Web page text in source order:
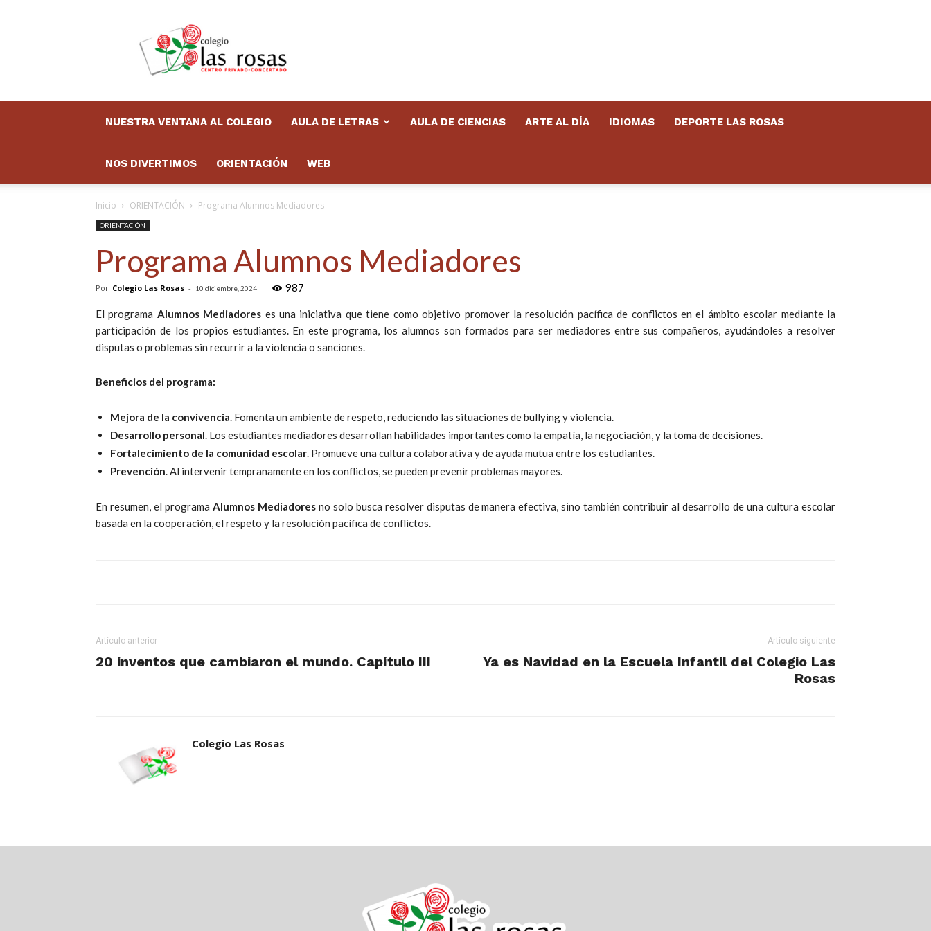
Las
Rosas
Boletín
NUESTRA VENTANA AL COLEGIO AULA DE LETRAS AULA DE CIENCIAS ARTE AL DÍA IDIOMAS DEPORTE LAS ROSAS
NOS DIVERTIMOS ORIENTACIÓN WEB
Inicio ORIENTACIÓN Programa Alumnos Mediadores
ORIENTACIÓN
Programa Alumnos Mediadores
Por Colegio Las Rosas - 10 diciembre, 2024 987
El programa Alumnos Mediadores es una iniciativa que tiene como objetivo promover la resolución pacífica de conflictos en el ámbito escolar mediante la
participación de los propios estudiantes. En este programa, los alumnos son formados para ser mediadores entre sus compañeros, ayudándoles a resolver
disputas o problemas sin recurrir a la violencia o sanciones.
Beneficios del programa:
Mejora de la convivencia. Fomenta un ambiente de respeto, reduciendo las situaciones de bullying y violencia.
Desarrollo personal. Los estudiantes mediadores desarrollan habilidades importantes como la empatía, la negociación, y la toma de decisiones.
Fortalecimiento de la comunidad escolar. Promueve una cultura colaborativa y de ayuda mutua entre los estudiantes.
Prevención. Al intervenir tempranamente en los conflictos, se pueden prevenir problemas mayores.
En resumen, el programa Alumnos Mediadoresno solo busca resolver disputas de manera efectiva, sino también contribuir al desarrollo de una cultura escolar
basada en la cooperación, el respeto y la resolución pacífica de conflictos.
Artículo anterior
20 inventos que cambiaron el mundo. Capítulo III
Artículo siguiente
Ya es Navidad en la Escuela Infantil del Colegio Las
Rosas
Colegio Las Rosas